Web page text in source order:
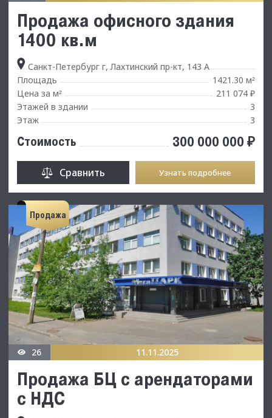
Продажа офисного здания
1400 кв.м
Санкт-Петербург г, Лахтинский пр-кт, 143 А
Площадь
1421.30 м²
Цена за м²
211 074 ₽
Этажей в здании
3
Этаж
3
Стоимость 300 000 000 ₽
Сравнить Узнать подробнее
Продажа
26 11.11.2025
Продажа БЦ с арендаторами
с НДС